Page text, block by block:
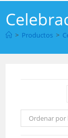
> Productos >
Ordenar